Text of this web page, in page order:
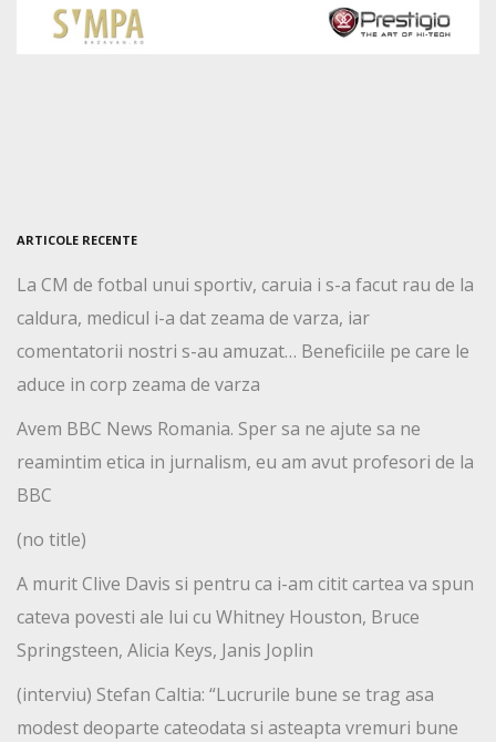
ARTICOLE RECENTE
La CM de fotbal unui sportiv, caruia i s-a facut rau de la
caldura, medicul i-a dat zeama de varza, iar
comentatorii nostri s-au amuzat… Beneficiile pe care le
aduce in corp zeama de varza
Avem BBC News Romania. Sper sa ne ajute sa ne
reamintim etica in jurnalism, eu am avut profesori de la
BBC
(no title)
A murit Clive Davis si pentru ca i-am citit cartea va spun
cateva povesti ale lui cu Whitney Houston, Bruce
Springsteen, Alicia Keys, Janis Joplin
(interviu) Stefan Caltia: “Lucrurile bune se trag asa
modest deoparte cateodata si asteapta vremuri bune